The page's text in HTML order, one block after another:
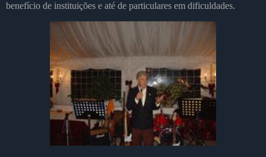
benefício de instituições e até de particulares em dificuldades.